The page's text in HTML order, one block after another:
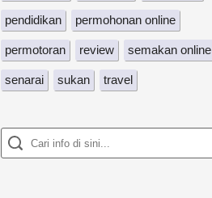
pendidikan permohonan online
permotoran review semakan online
senarai sukan travel